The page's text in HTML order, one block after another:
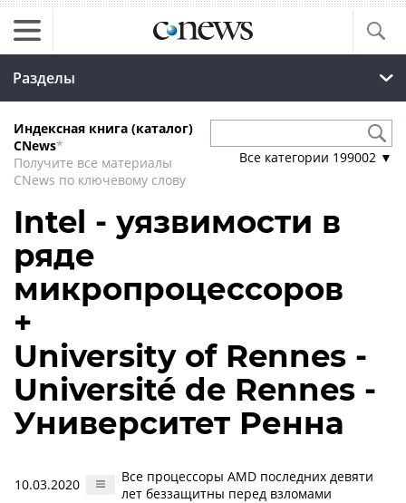
Разделы
Индексная книга (каталог)
CNews*
Получите все материалы
CNews по ключевому слову
Все категории 199002 ▼
Intel - уязвимости в
ряде
микропроцессоров
+
University of Rennes -
Université de Rennes -
Университет Ренна
10.03.2020
Все процессоры AMD последних девяти
лет беззащитны перед взломами